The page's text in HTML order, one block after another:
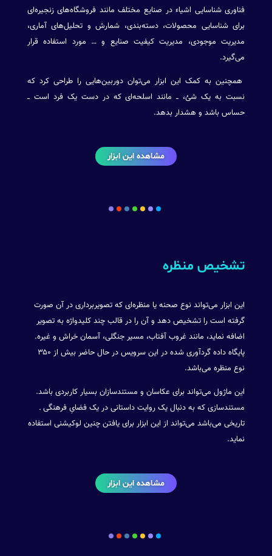
فناوری شناسایی اشیاء در صنایع مختلف مانند فروشگاه‌های زنجیره‌ای
برای شناسایی محصولات، دسته‌بندی، شمارش و تحلیل‌های آماری،
مدیریت موجودی، مدیریت کیفیت صنایع و … مورد استفاده قرار
می‌گیرد.
همچنین به کمک این ابزار می‌توان دوربین‌هایی را طراحی کرد که
نسبت به یک شئ، ــ مانند اسلحه‌ای که در دست یک فرد است ــ
حساس باشد و هشدار بدهد.
مشاهده این ابزار
تشخیص منظره
این ابزار می‌تواند نوع صحنه یا منظره‌ای که تصویربرداری در آن صورت
گرفته است را تشخیص دهد و آن را در قالب چند کلیدواژه به تصویر
اضافه نماید، مانند غروب آفتاب، مسیر جنگلی، آسمان خراش و غیره.
پایگاه داده گردآوری شده در این سرویس در حال حاضر بیش از ۳۵۰
نوع منظره می‌باشد.
این ماژول می‌تواند برای عکاسان و مستندسازان بسیار کاربردی باشد.
مستندسازی که به دنبال یک روایت داستانی در یک فضایِ فرهنگی ـ
تاریخی می‌باشد می‌تواند از این ابزار برای یافتن چنین لوکیشنی استفاده
نماید.
مشاهده این ابزار